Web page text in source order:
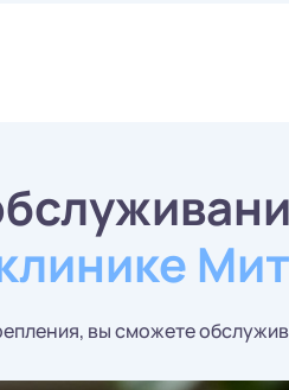
вы сможете